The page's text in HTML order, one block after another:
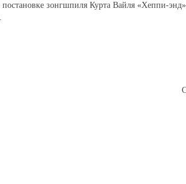
зонгшпиля Курта Вайля «Хеппи-